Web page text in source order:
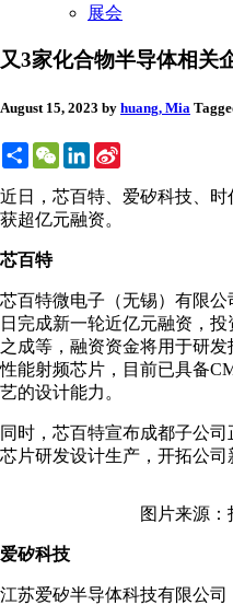
展会
又3家化合物半导体相关
August 15, 2023 by huang, Mia
ShareWeChatLinkedIn
近日，芯百特、爱矽科技、
获超亿元融资。
芯百特
芯百特微电子（无锡）有限
日完成新一轮近亿元融资，
之成等，融资资金将用于研
性能射频芯片，目前已具备
艺的设计能力。
同时，芯百特宣布成都子公
芯片研发设计生产，开拓公司
图片来源
爱矽科技
江苏爱矽半导体科技有限公